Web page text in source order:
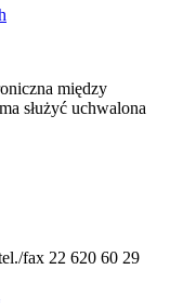
między
służyć uchwalona
fax 22 620 60 29